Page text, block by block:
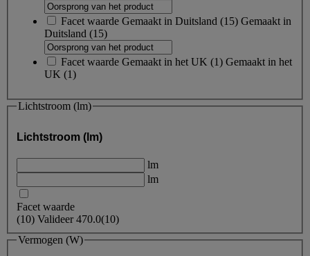
Facet waarde Gemaakt in Duitsland (15) Gemaakt in
Duitsland (15)
Facet waarde Gemaakt in het UK (1) Gemaakt in het
UK (1)
Lichtstroom (lm)
Lichtstroom (lm)
lm
lm
Facet waarde
(10) Valideer470.0(10)
Vermogen (W)